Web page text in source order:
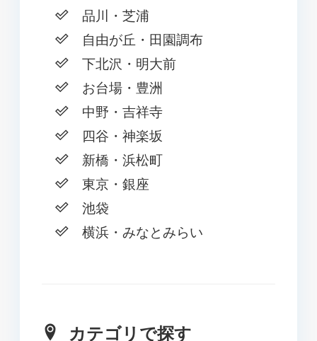
品川・芝浦
自由が丘・田園調布
下北沢・明大前
お台場・豊洲
中野・吉祥寺
四谷・神楽坂
新橋・浜松町
東京・銀座
池袋
横浜・みなとみらい
カテゴリで探す